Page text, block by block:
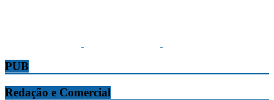
PUB
Redação e Comercial